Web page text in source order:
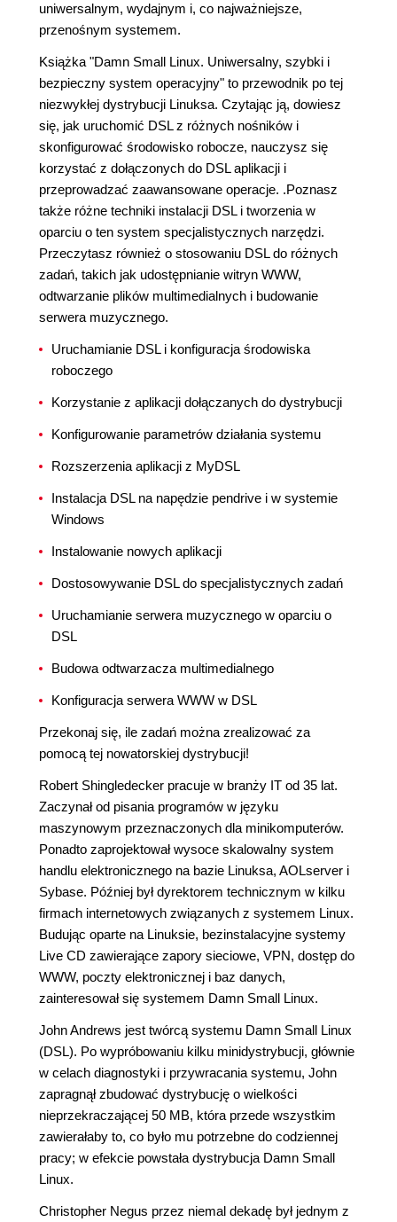
uniwersalnym, wydajnym i, co najważniejsze,
przenośnym systemem.
Książka "Damn Small Linux. Uniwersalny, szybki i
bezpieczny system operacyjny" to przewodnik po tej
niezwykłej dystrybucji Linuksa. Czytając ją, dowiesz
się, jak uruchomić DSL z różnych nośników i
skonfigurować środowisko robocze, nauczysz się
korzystać z dołączonych do DSL aplikacji i
przeprowadzać zaawansowane operacje. .Poznasz
także różne techniki instalacji DSL i tworzenia w
oparciu o ten system specjalistycznych narzędzi.
Przeczytasz również o stosowaniu DSL do różnych
zadań, takich jak udostępnianie witryn WWW,
odtwarzanie plików multimedialnych i budowanie
serwera muzycznego.
Uruchamianie DSL i konfiguracja środowiska
roboczego
Korzystanie z aplikacji dołączanych do dystrybucji
Konfigurowanie parametrów działania systemu
Rozszerzenia aplikacji z MyDSL
Instalacja DSL na napędzie pendrive i w systemie
Windows
Instalowanie nowych aplikacji
Dostosowywanie DSL do specjalistycznych zadań
Uruchamianie serwera muzycznego w oparciu o
DSL
Budowa odtwarzacza multimedialnego
Konfiguracja serwera WWW w DSL
Przekonaj się, ile zadań można zrealizować za
pomocą tej nowatorskiej dystrybucji!
Robert Shingledecker pracuje w branży IT od 35 lat.
Zaczynał od pisania programów w języku
maszynowym przeznaczonych dla minikomputerów.
Ponadto zaprojektował wysoce skalowalny system
handlu elektronicznego na bazie Linuksa, AOLserver i
Sybase. Później był dyrektorem technicznym w kilku
firmach internetowych związanych z systemem Linux.
Budując oparte na Linuksie, bezinstalacyjne systemy
Live CD zawierające zapory sieciowe, VPN, dostęp do
WWW, poczty elektronicznej i baz danych,
zainteresował się systemem Damn Small Linux.
John Andrews jest twórcą systemu Damn Small Linux
(DSL). Po wypróbowaniu kilku minidystrybucji, głównie
w celach diagnostyki i przywracania systemu, John
zapragnął zbudować dystrybucję o wielkości
nieprzekraczającej 50 MB, która przede wszystkim
zawierałaby to, co było mu potrzebne do codziennej
pracy; w efekcie powstała dystrybucja Damn Small
Linux.
Christopher Negus przez niemal dekadę był jednym z